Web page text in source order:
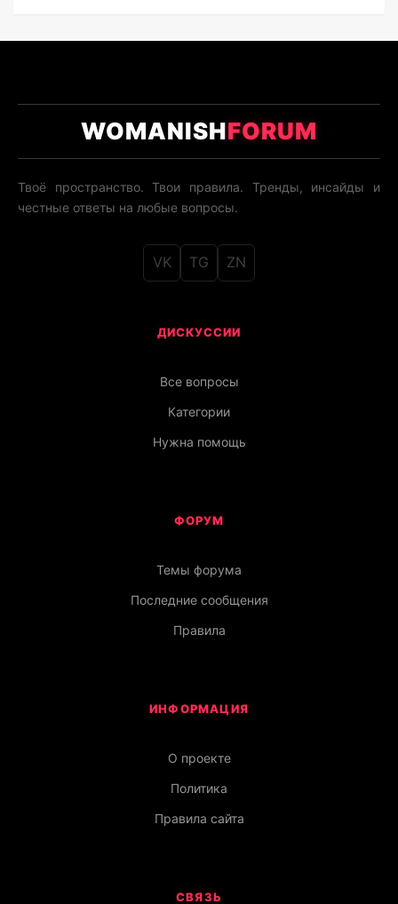
WOMANISHFORUM
Твоё пространство. Твои правила. Тренды, инсайды и
честные ответы на любые вопросы.
VK TG ZN
ДИСКУССИИ
Все вопросы
Категории
Нужна помощь
ФОРУМ
Темы форума
Последние сообщения
Правила
ИНФОРМАЦИЯ
О проекте
Политика
Правила сайта
СВЯЗЬ